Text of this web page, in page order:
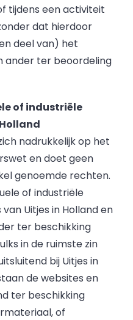
tijdens een activiteit
dat hierdoor
deel van) het
ander ter beoordeling
of industriële
nadrukkelijk op het
en doet geen
genoemde rechten.
of industriële
Uitjes in Holland en
ter beschikking
in de ruimste zin
bij Uitjes in
de websites en
ter beschikking
of